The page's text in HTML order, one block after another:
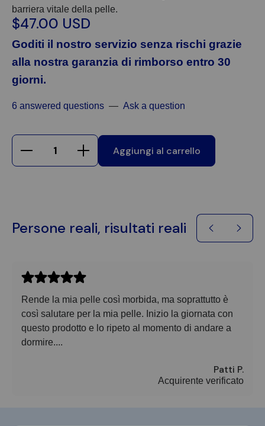
barriera vitale della pelle.
$47.00 USD
Goditi il nostro servizio senza rischi grazie
alla nostra garanzia di rimborso entro 30
giorni.
6 answered questions — Ask a question
Aggiungi al carrello
Persone reali, risultati reali
Rende la mia pelle così morbida, ma soprattutto è
così salutare per la mia pelle. Inizio la giornata con
questo prodotto e lo ripeto al momento di andare a
dormire....
Patti P.
Acquirente verificato